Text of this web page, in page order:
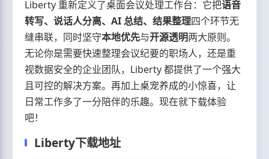
Liberty 重新定义了桌面会议处理工作台：它把语音
转写、说话人分离、AI 总结、结果整理四个环节无
缝串联，同时坚守本地优先与开源透明两大原则。
无论你是需要快速整理会议纪要的职场人，还是重
视数据安全的企业团队，Liberty 都提供了一个强大
且可控的解决方案。再加上桌宠养成的小惊喜，让
日常工作多了一分陪伴的乐趣。现在就下载体验
吧！
Liberty下载地址